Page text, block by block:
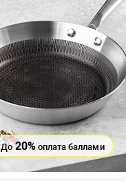
До20% оплата баллами